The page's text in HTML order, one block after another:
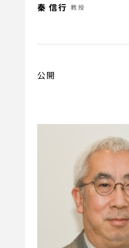
秦 信行 教授
公開